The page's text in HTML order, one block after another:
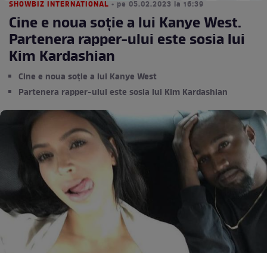
SHOWBIZ INTERNATIONAL • pe 05.02.2023 la 16:39
Cine e noua soție a lui Kanye West.
Partenera rapper-ului este sosia lui
Kim Kardashian
Cine e noua soție a lui Kanye West
Partenera rapper-ului este sosia lui Kim Kardashian